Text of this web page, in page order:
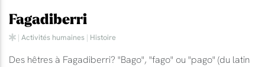
Fagadiberri
| Activités humaines | Histoire
Des hêtres à Fagadiberri? "Bago", "fago" ou "pago" (du latin